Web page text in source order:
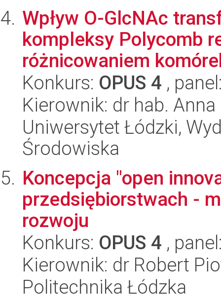
Wpływ O-GlcNAc
kompleksy Polycomb
różnicowaniem
Konkurs: OPUS 4 ,
Kierownik: dr hab.
Uniwersytet Łódzki,
Środowiska
Koncepcja "open
przedsiębiorstwach -
rozwoju
Konkurs: OPUS 4 ,
Kierownik: dr Robert
Politechnika Łódzka